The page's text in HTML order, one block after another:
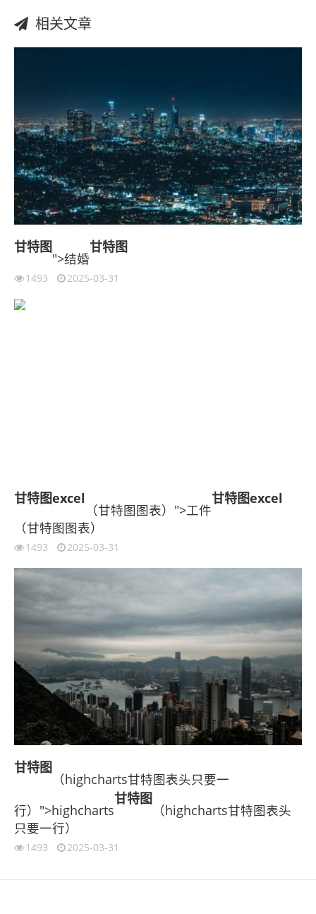
相关文章
甘特图
">结婚
甘特图
1493 2025-03-31
甘特图excel
（甘特图图表）">工件
甘特图excel
（甘特图图表）
1493 2025-03-31
甘特图
（highcharts甘特图表头只要一
行）">highcharts
甘特图
（highcharts甘特图表头
只要一行）
1493 2025-03-31